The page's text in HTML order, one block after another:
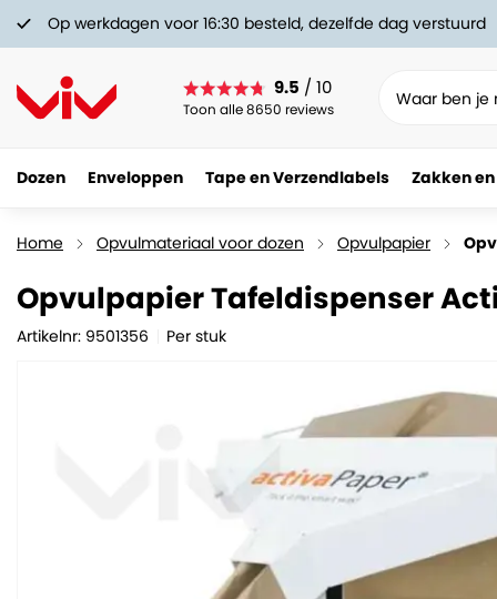
Op werkdagen voor 16:30 besteld, dezelfde dag verstuurd
9.5 / 10
Toon alle 8650 reviews
Dozen Enveloppen Tape en Verzendlabels Zakken
Home Opvulmateriaal voor dozen Opvulpapier
Opvulpapier Tafeldispenser
Artikelnr: 9501356 Per stuk